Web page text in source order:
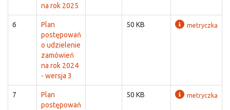
na rok 2025
6
Plan
postępowań
o udzielenie
zamówień
na rok 2024
- wersja 3
50 KB metryczka
7
Plan
postępowań
50 KB metryczka